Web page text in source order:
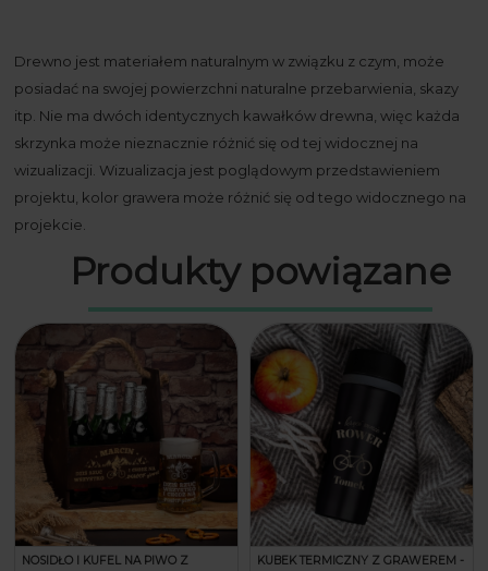
Drewno jest materiałem naturalnym w związku z czym, może
posiadać na swojej powierzchni naturalne przebarwienia, skazy
itp. Nie ma dwóch identycznych kawałków drewna, więc każda
skrzynka może nieznacznie różnić się od tej widocznej na
wizualizacji. Wizualizacja jest poglądowym przedstawieniem
projektu, kolor grawera może różnić się od tego widocznego na
projekcie.
Produkty powiązane
NOSIDŁO I KUFEL NA PIWO Z
KUBEK TERMICZNY Z GRAWEREM -